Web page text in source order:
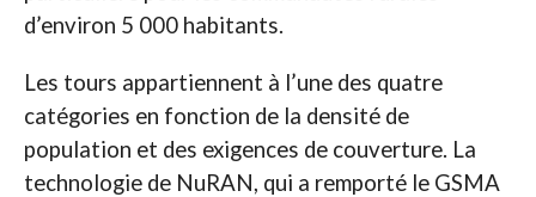
d’environ 5 000 habitants.
Les tours appartiennent à l’une des quatre
catégories en fonction de la densité de
population et des exigences de couverture. La
technologie de NuRAN, qui a remporté le GSMA